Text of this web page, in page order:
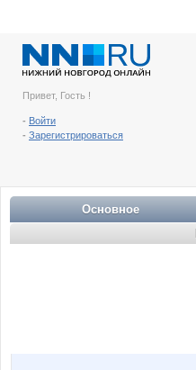
Привет, Гость !
- Войти
- Зарегистрироваться
Основное